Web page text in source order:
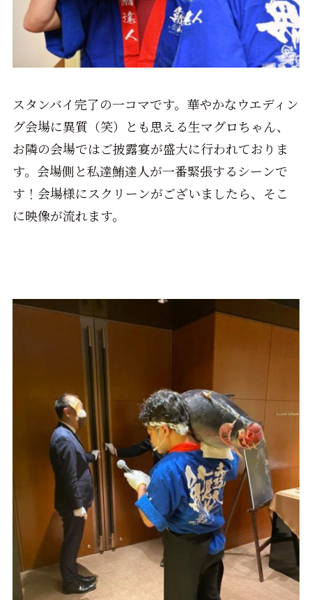
スタンバイ完了の一コマです。華やかなウエディン
グ会場に異質（笑）とも思える生マグロちゃん、
お隣の会場ではご披露宴が盛大に行われておりま
す。会場側と私達鮪達人が一番緊張するシーンで
す！会場様にスクリーンがございましたら、そこ
に映像が流れます。